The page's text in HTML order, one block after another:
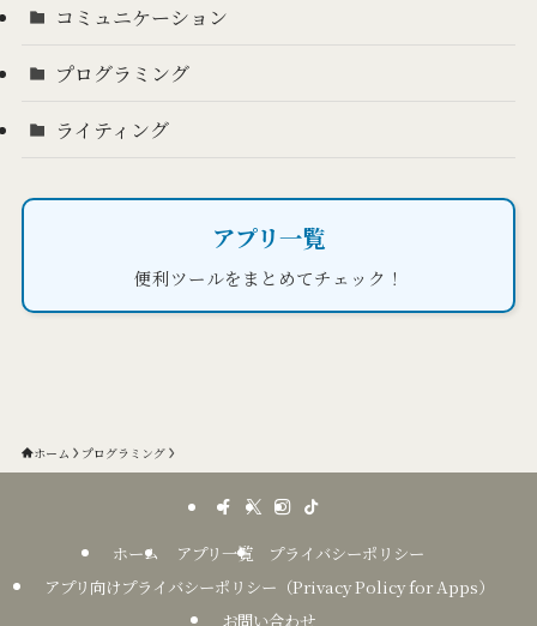
コミュニケーション
プログラミング
ライティング
アプリ一覧
便利ツールをまとめてチェック！
ホーム プログラミング
ホーム アプリ一覧
プライバシーポリシー
アプリ向けプライバシーポリシー（Privacy Policy for Apps）
お問い合わせ